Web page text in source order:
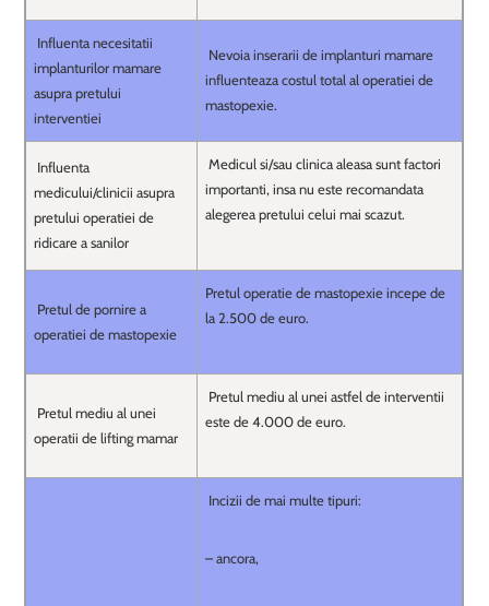
Influenta necesitatii
implanturilor mamare
asupra pretului
interventiei
Nevoia inserarii de implanturi mamare
influenteaza costul total al operatiei de
mastopexie.
Influenta
medicului/clinicii asupra
pretului operatiei de
ridicare a sanilor
Medicul si/sau clinica aleasa sunt factori
importanti, insa nu este recomandata
alegerea pretului celui mai scazut.
Pretul de pornire a
operatiei de mastopexie
Pretul operatie de mastopexie incepe de
la 2.500 de euro.
Pretul mediu al unei
operatii de lifting mamar
Pretul mediu al unei astfel de interventii
este de 4.000 de euro.
Incizii de mai multe tipuri:
– ancora,